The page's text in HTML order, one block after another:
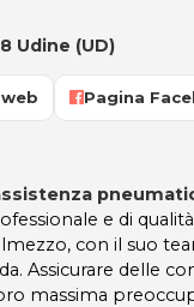
Udine (UD)
Pagina
e di
con il suo
Assicurare delle
massima